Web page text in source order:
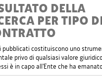
DELLA
PER TIPO
pubblicati costituiscono uno
privo di qualsiasi valore
è in capo all'Ente che ha